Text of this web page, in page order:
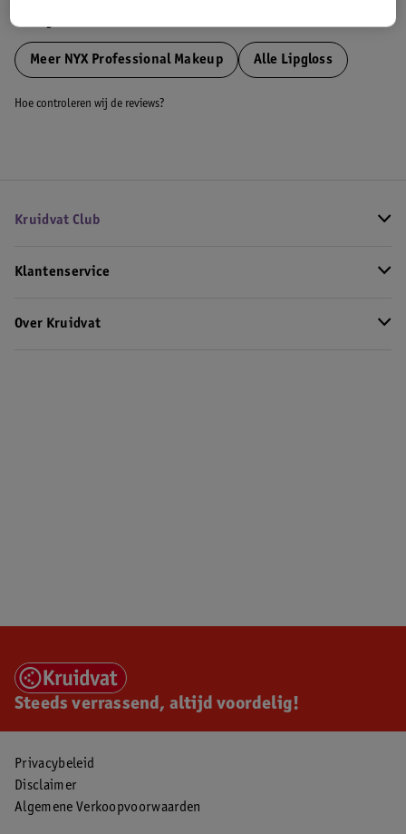
Bekijk ook
Meer NYX Professional Makeup Alle Lipgloss
Hoe controleren wij de reviews?
Kruidvat Club
Klantenservice
Over Kruidvat
Steeds verrassend, altijd voordelig!
Privacybeleid
Disclaimer
Algemene Verkoopvoorwaarden